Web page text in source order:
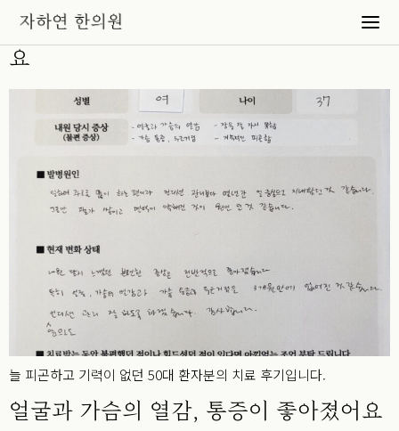
만성피로가 사라지고 체력을 회복했어
요
늘 피곤하고 기력이 없던 50대 환자분의 치료 후기입니다.
얼굴과 가슴의 열감, 통증이 좋아졌어요